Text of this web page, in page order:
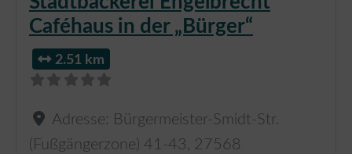
Caféhaus in der „Bürger“
2.51 km
Adresse: Bürgermeister-Smidt-Str.
(Fußgängerzone) 41-43 , 27568